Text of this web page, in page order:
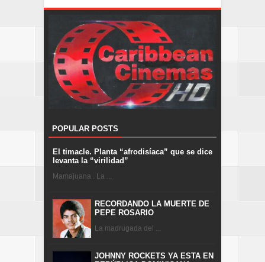
POPULAR POSTS
El timacle. Planta “afrodisíaca” que se dice
levanta la “virilidad”
Mamajuana . La ...
RECORDANDO LA MUERTE DE
PEPE ROSARIO
La madrugada del ...
JOHNNY ROCKETS YA ESTA EN